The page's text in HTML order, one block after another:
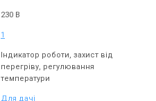
230 В
1
Індикатор роботи, захист від
перегріву, регулювання
температури
Для дачі